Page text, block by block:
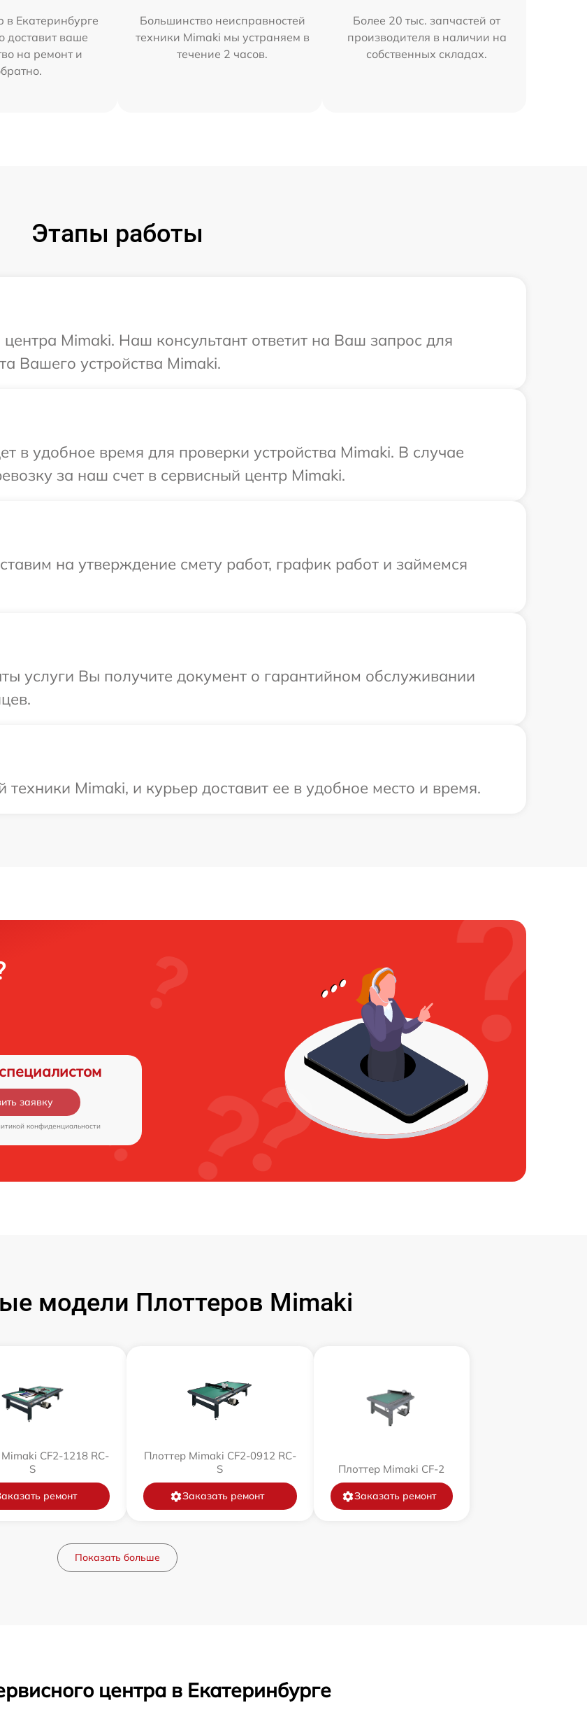
Екатеринбурге
доставит ваше
на ремонт и
Большинство неисправностей
техники Mimaki мы устраняем в
течение 2 часов.
Более 20 тыс. запчастей от
производителя в наличии на
собственных складах.
Этапы работы
центра Mimaki. Наш консультант ответит на Ваш запрос для
Вашего устройства Mimaki.
в удобное время для проверки устройства Mimaki. В случае
за наш счет в сервисный центр Mimaki.
на утверждение смету работ, график работ и займемся
услуги Вы получите документ о гарантийном обслуживании
Mimaki, и курьер доставит ее в удобное место и время.
заявку
конфиденциальности
модели Плоттеров Mimaki
CF2-1218 RC-
S
ремонт
Плоттер Mimaki CF2-0912 RC-
S
Заказать ремонт
Плоттер Mimaki CF-2
Заказать ремонт
Показать больше
центра в Екатеринбурге